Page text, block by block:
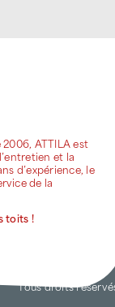
ATTILA est
et la
d’expérience, le
de la
toits !
Tous droits